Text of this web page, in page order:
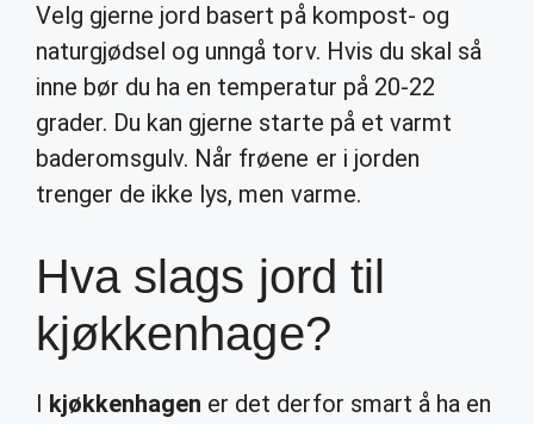
Velg gjerne jord basert på kompost- og
naturgjødsel og unngå torv. Hvis du skal så
inne bør du ha en temperatur på 20-22
grader. Du kan gjerne starte på et varmt
baderomsgulv. Når frøene er i jorden
trenger de ikke lys, men varme.
Hva slags jord til
kjøkkenhage?
I kjøkkenhagen er det derfor smart å ha en